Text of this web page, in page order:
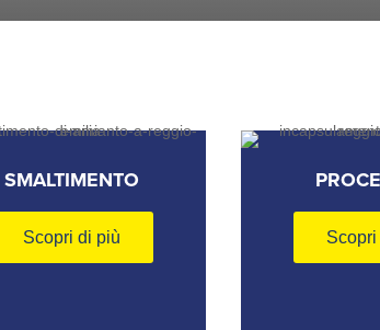
SMALTIMENTO
Scopri di più